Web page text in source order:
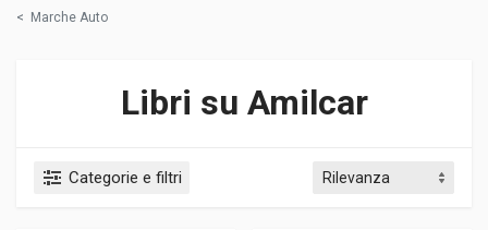
< Marche Auto
Libri su Amilcar
Categorie e filtri